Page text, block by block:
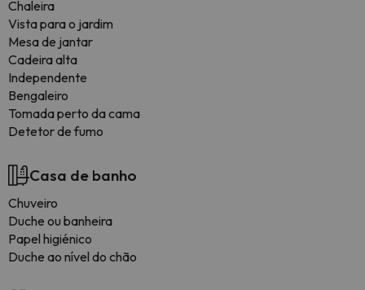
Chaleira
Vista para o jardim
Mesa de jantar
Cadeira alta
Independente
Bengaleiro
Tomada perto da cama
Detetor de fumo
Casa de banho
Chuveiro
Duche ou banheira
Papel higiénico
Duche ao nível do chão